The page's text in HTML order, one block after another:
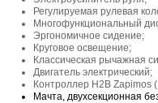
Регулируемая рулевая
Многофункциональный
Эргономичное сидение;
Круговое освещение;
Классическая рычажная
Двигатель электрический;
Контроллер H2B Zapimos
Мачта, двухсекционная